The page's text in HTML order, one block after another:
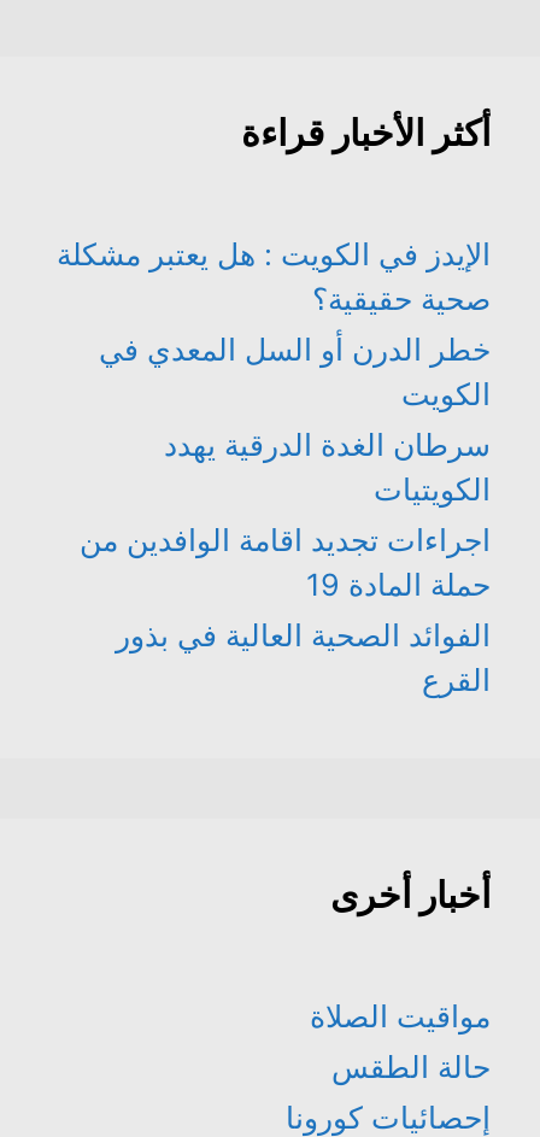
أكثر الأخبار قراءة
الإيدز في الكويت : هل يعتبر مشكلة
صحية حقيقية؟
خطر الدرن أو السل المعدي في
الكويت
سرطان الغدة الدرقية يهدد
الكويتيات
اجراءات تجديد اقامة الوافدين من
حملة المادة 19
الفوائد الصحية العالية في بذور
القرع
أخبار أخرى
مواقيت الصلاة
حالة الطقس
إحصائيات كورونا